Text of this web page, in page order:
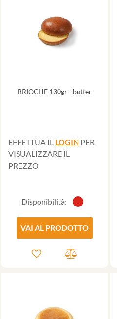
BRIOCHE 130gr - butter
EFFETTUA IL LOGIN PER
VISUALIZZARE IL
PREZZO
Disponibilità:
VAI AL PRODOTTO